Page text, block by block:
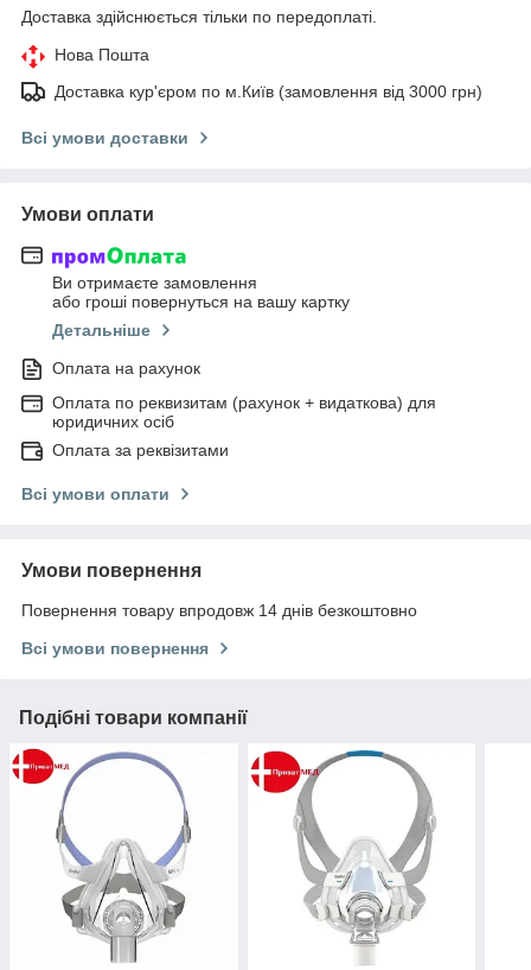
Доставка здійснюється тільки по передоплаті.
Нова Пошта
Доставка кур'єром по м.Київ (замовлення від 3000 грн)
Всі умови доставки
Умови оплати
Ви отримаєте замовлення
або гроші повернуться на вашу картку
Детальніше
Оплата на рахунок
Оплата по реквизитам (рахунок + видаткова) для
юридичних осіб
Оплата за реквізитами
Всі умови оплати
Умови повернення
Повернення товару впродовж 14 днів безкоштовно
Всі умови повернення
Подібні товари компанії